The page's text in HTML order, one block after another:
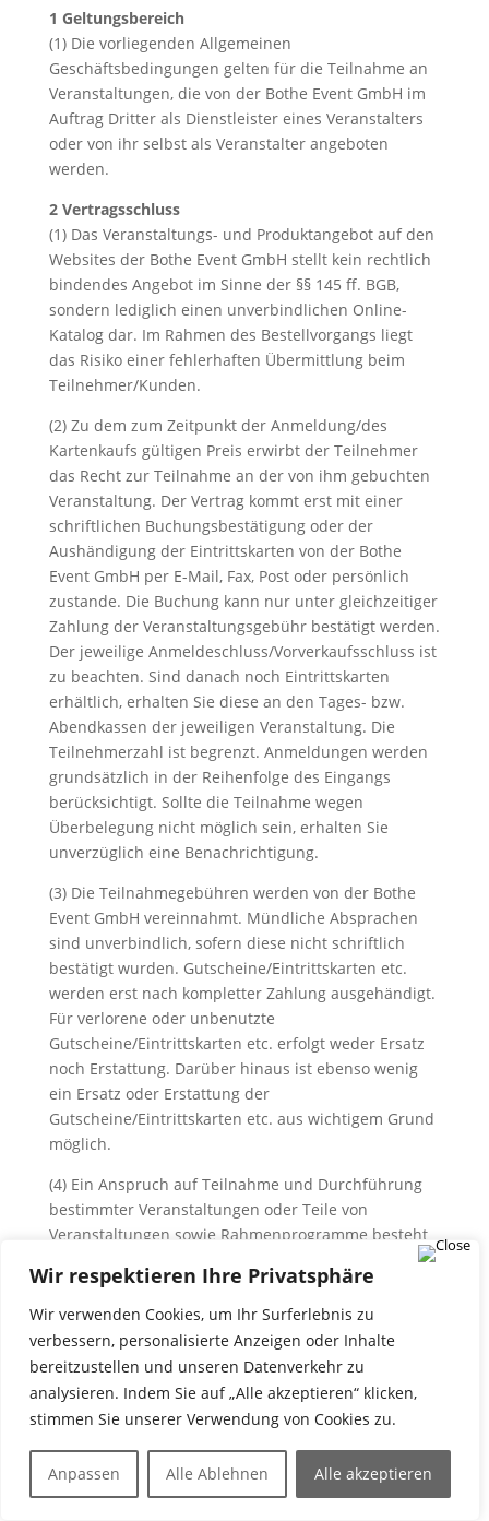
Wir respektieren Ihre Privatsphäre
Wir verwenden Cookies, um Ihr Surferlebnis zu
verbessern, personalisierte Anzeigen oder Inhalte
bereitzustellen und unseren Datenverkehr zu
analysieren. Indem Sie auf „Alle akzeptieren“ klicken,
stimmen Sie unserer Verwendung von Cookies zu.
Anpassen Alle Ablehnen Alle akzeptieren
1 Geltungsbereich
(1) Die vorliegenden Allgemeinen
Geschäftsbedingungen gelten für die Teilnahme an
Veranstaltungen, die von der Bothe Event GmbH im
Auftrag Dritter als Dienstleister eines Veranstalters
oder von ihr selbst als Veranstalter angeboten
werden.
2 Vertragsschluss
(1) Das Veranstaltungs- und Produktangebot auf den
Websites der Bothe Event GmbH stellt kein rechtlich
bindendes Angebot im Sinne der §§ 145 ff. BGB,
sondern lediglich einen unverbindlichen Online-
Katalog dar. Im Rahmen des Bestellvorgangs liegt
das Risiko einer fehlerhaften Übermittlung beim
Teilnehmer/Kunden.
(2) Zu dem zum Zeitpunkt der Anmeldung/des
Kartenkaufs gültigen Preis erwirbt der Teilnehmer
das Recht zur Teilnahme an der von ihm gebuchten
Veranstaltung. Der Vertrag kommt erst mit einer
schriftlichen Buchungsbestätigung oder der
Aushändigung der Eintrittskarten von der Bothe
Event GmbH per E-Mail, Fax, Post oder persönlich
zustande. Die Buchung kann nur unter gleichzeitiger
Zahlung der Veranstaltungsgebühr bestätigt werden.
Der jeweilige Anmeldeschluss/Vorverkaufsschluss ist
zu beachten. Sind danach noch Eintrittskarten
erhältlich, erhalten Sie diese an den Tages- bzw.
Abendkassen der jeweiligen Veranstaltung. Die
Teilnehmerzahl ist begrenzt. Anmeldungen werden
grundsätzlich in der Reihenfolge des Eingangs
berücksichtigt. Sollte die Teilnahme wegen
Überbelegung nicht möglich sein, erhalten Sie
unverzüglich eine Benachrichtigung.
(3) Die Teilnahmegebühren werden von der Bothe
Event GmbH vereinnahmt. Mündliche Absprachen
sind unverbindlich, sofern diese nicht schriftlich
bestätigt wurden. Gutscheine/Eintrittskarten etc.
werden erst nach kompletter Zahlung ausgehändigt.
Für verlorene oder unbenutzte
Gutscheine/Eintrittskarten etc. erfolgt weder Ersatz
noch Erstattung. Darüber hinaus ist ebenso wenig
ein Ersatz oder Erstattung der
Gutscheine/Eintrittskarten etc. aus wichtigem Grund
möglich.
(4) Ein Anspruch auf Teilnahme und Durchführung
bestimmter Veranstaltungen oder Teile von
Veranstaltungen sowie Rahmenprogramme besteht
nicht. Die Bothe Event GmbH kann das Programm in
Abhängigkeit der Anzahl an Teilnehmern um
einzelne Veranstaltungen anpassen, kürzen oder
absagen. Die oben genannten Veränderungen sowie
weitere Veränderungen des
Veranstaltungsprogramms begründen keinen
Anspruch auf Erstattung der Teilnahmegebühr, ganz
(5) Tickets sind vom Rückgaberecht ausgeschlossen.